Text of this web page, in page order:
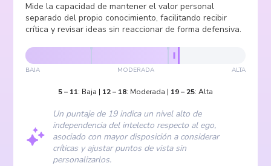
Mide la capacidad de mantener el valor personal
separado del propio conocimiento, facilitando recibir
crítica y revisar ideas sin reaccionar de forma defensiva.
BAJA MODERADA ALTA
5– 11: Baja | 12– 18: Moderada | 19– 25: Alta
Un puntaje de 19 indica un nivel alto de
independencia del intelecto respecto al ego,
asociado con mayor disposición a considerar
críticas y ajustar puntos de vista sin
personalizarlos.